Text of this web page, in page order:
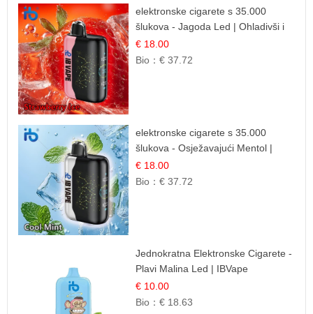
elektronske cigarete s 35.000
šlukova - Jagoda Led | Ohladivši i
Osježavajući Okus
€ 18.00
Bio：€ 37.72
elektronske cigarete s 35.000
šlukova - Osježavajući Mentol |
Čista i Svježa Okus
€ 18.00
Bio：€ 37.72
Jednokratna Elektronske Cigarete -
Plavi Malina Led | IBVape
€ 10.00
Bio：€ 18.63